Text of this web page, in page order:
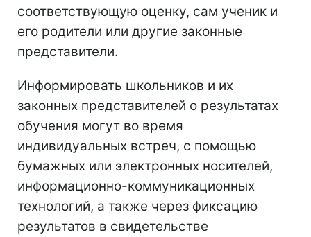
соответствующую оценку, сам ученик и
его родители или другие законные
представители.
Информировать школьников и их
законных представителей о результатах
обучения могут во время
индивидуальных встреч, с помощью
бумажных или электронных носителей,
информационно-коммуникационных
технологий, а также через фиксацию
результатов в свидетельстве